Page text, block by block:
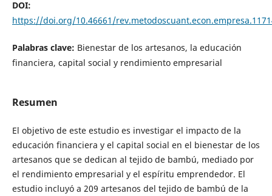
DOI:
https://doi.org/10.46661/
Palabras clave: Bienestar de los artesanos, la educación
financiera, capital social y rendimiento empresarial
Resumen
El objetivo de este estudio es investigar el impacto de la
educación financiera y el capital social en el bienestar de los
artesanos que se dedican al tejido de bambú, mediado por
el rendimiento empresarial y el espíritu emprendedor. El
estudio incluyó a 209 artesanos del tejido de bambú de la